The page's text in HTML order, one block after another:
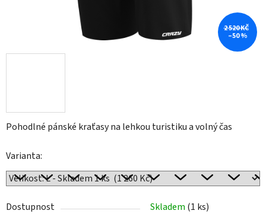
Pohodlné pánské kraťasy na lehkou turistiku a volný čas
Varianta:
Dostupnost Skladem (1 ks)
2 520 KČ
–50 %